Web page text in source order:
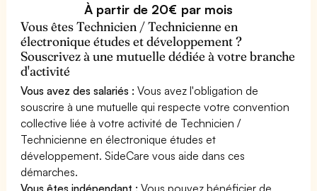
À partir de 20€ par mois
Vous êtes Technicien / Technicienne en
électronique études et développement ?
Souscrivez à une mutuelle dédiée à votre branche
d'activité
Vous avez des salariés : Vous avez l'obligation de
souscrire à une mutuelle qui respecte votre convention
collective liée à votre activité de Technicien /
Technicienne en électronique études et
développement. SideCare vous aide dans ces
démarches.
Vous êtes indépendant : Vous pouvez bénéficier de